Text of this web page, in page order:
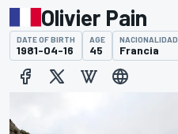
Olivier Pain
DATE OF BIRTH
1981-04-16
AGE
45
NACIONALIDAD
Francia